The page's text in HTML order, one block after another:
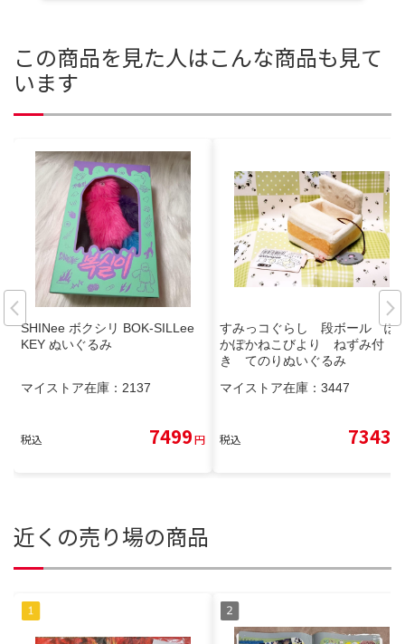
この商品を見た人はこんな商品も見て
います
SHINee ボクシリ BOK-SILLee
KEY ぬいぐるみ
マイストア在庫： 2137
税込 7499円
すみっコぐらし 段ボール ぽ
かぽかねこびより ねずみ付
き てのりぬいぐるみ
マイストア在庫： 3447
税込 7343
近くの売り場の商品